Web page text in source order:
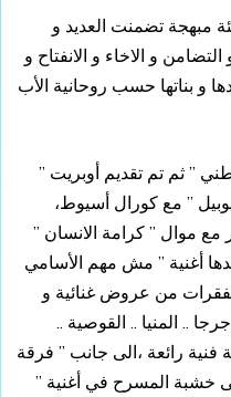
مبهجة تضمنت العديد و
و الاخاء و الانفتاح و
و بناتها حسب روحانية الأب
” ثم تم تقديم أوبريت ”
” مع كورال أسيوط،
مع موال ” كرامة الانسان ”
أغنية ” مش مهم الأسامي
من عروض غنائية و
.. المنيا .. القوصية ..
رائعة ،الى جانب ” فرقة
خشبة المسرح في أغنية ”